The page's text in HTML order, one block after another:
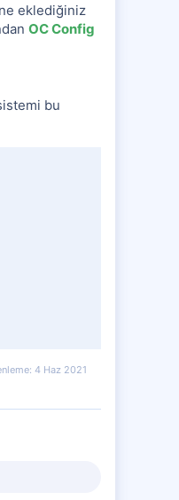
eklediğiniz
OC Config
bu
4 Haz 2021